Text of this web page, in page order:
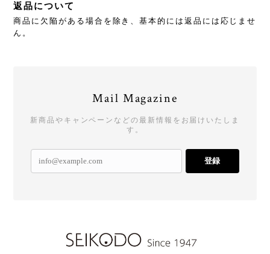
返品について
商品に欠陥がある場合を除き、基本的には返品には応じませ
ん。
Mail Magazine
新商品やキャンペーンなどの最新情報をお届けいたしま
す。
登録